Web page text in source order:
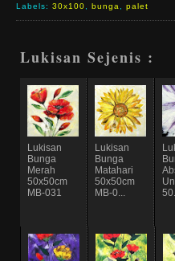
Labels:30x100 ,bunga ,palet
Lukisan Sejenis :
Lukisan
Bunga
Merah
50x50cm
MB-031
Lukisan
Bunga
Matahari
50x50cm
MB-0...